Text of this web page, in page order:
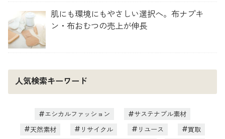
肌にも環境にもやさしい選択へ。布ナプキ
ン・布おむつの売上が伸長
人気検索キーワード
エシカルファッション
サステナブル素材
天然素材
リサイクル リユース
買取